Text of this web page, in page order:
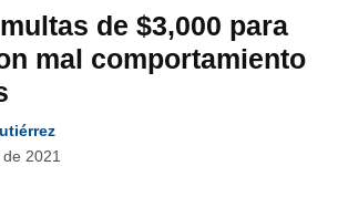
de $3,000 para
mal comportamiento
2021